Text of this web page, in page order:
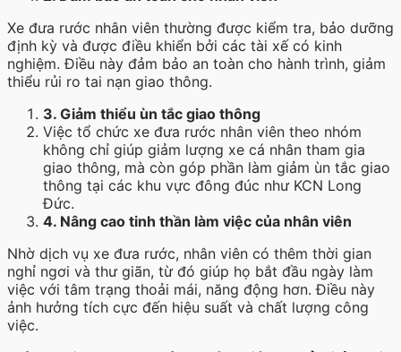
Xe đưa rước nhân viên thường được kiểm tra, bảo dưỡng
định kỳ và được điều khiển bởi các tài xế có kinh
nghiệm. Điều này đảm bảo an toàn cho hành trình, giảm
thiểu rủi ro tai nạn giao thông.
3. Giảm thiểu ùn tắc giao thông
Việc tổ chức xe đưa rước nhân viên theo nhóm
không chỉ giúp giảm lượng xe cá nhân tham gia
giao thông, mà còn góp phần làm giảm ùn tắc giao
thông tại các khu vực đông đúc như KCN Long
Đức.
4. Nâng cao tinh thần làm việc của nhân viên
Nhờ dịch vụ xe đưa rước, nhân viên có thêm thời gian
nghỉ ngơi và thư giãn, từ đó giúp họ bắt đầu ngày làm
việc với tâm trạng thoải mái, năng động hơn. Điều này
ảnh hưởng tích cực đến hiệu suất và chất lượng công
việc.